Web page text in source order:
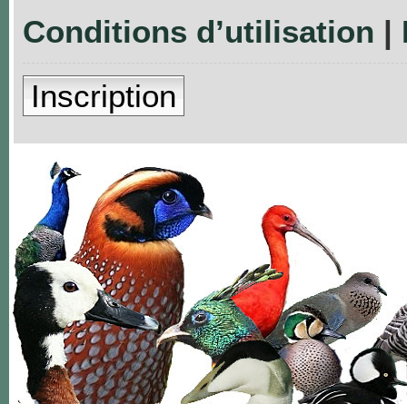
Conditions d’utilisation |
Inscription